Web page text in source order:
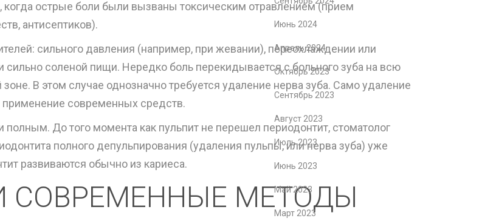
когда острые боли были вызваны токсическим отравлением (прием
антисептиков).
сильного давления (например, при жевании), переохлаждении или
сильно соленой пищи. Нередко боль перекидывается с больного зуба на всю
В этом случае однозначно требуется удаление нерва зуба. Само удаление
современных средств.
До того момента как пульпит не перешел периодонтит, стоматолог
полного депульпирования (удаления пульпы, или нерва зуба) уже
развиваются обычно из кариеса.
СОВРЕМЕННЫЕ МЕТОДЫ
Июнь 2024
Апрель 2024
Октябрь 2023
Сентябрь 2023
Август 2023
Июль 2023
Июнь 2023
Май 2023
Март 2023